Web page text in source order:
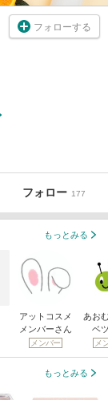
フォローする
フォロー 177
もっとみる
アットコスメ
メンバーさん
メンバー
あお
ベ
メ
もっとみる